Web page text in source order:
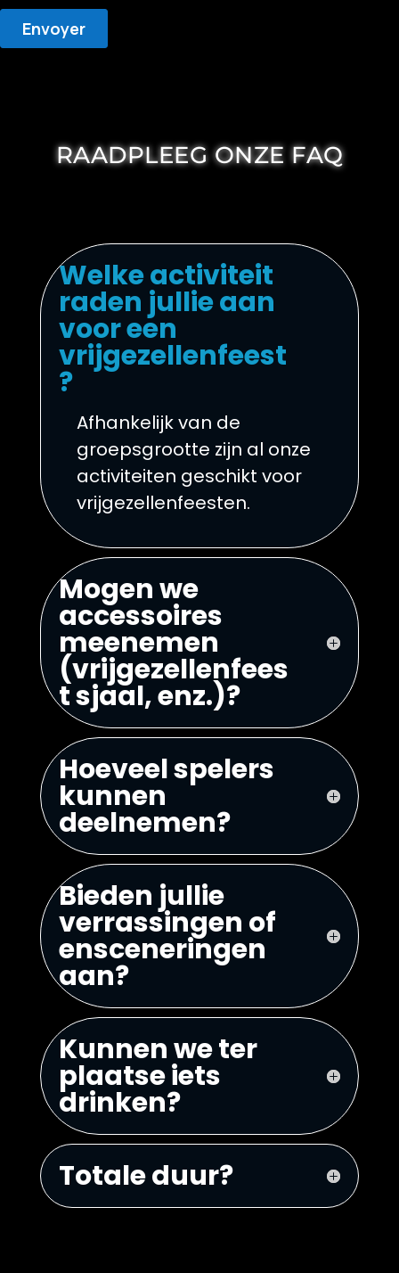
RAADPLEEG ONZE FAQ
Welke activiteit
raden jullie aan
voor een
vrijgezellenfeest
?
Afhankelijk van de
groepsgrootte zijn al onze
activiteiten geschikt voor
vrijgezellenfeesten.
Mogen we
accessoires
meenemen
(vrijgezellenfees
t sjaal, enz.)?
Hoeveel spelers
kunnen
deelnemen?
Bieden jullie
verrassingen of
ensceneringen
aan?
Kunnen we ter
plaatse iets
drinken?
Totale duur?